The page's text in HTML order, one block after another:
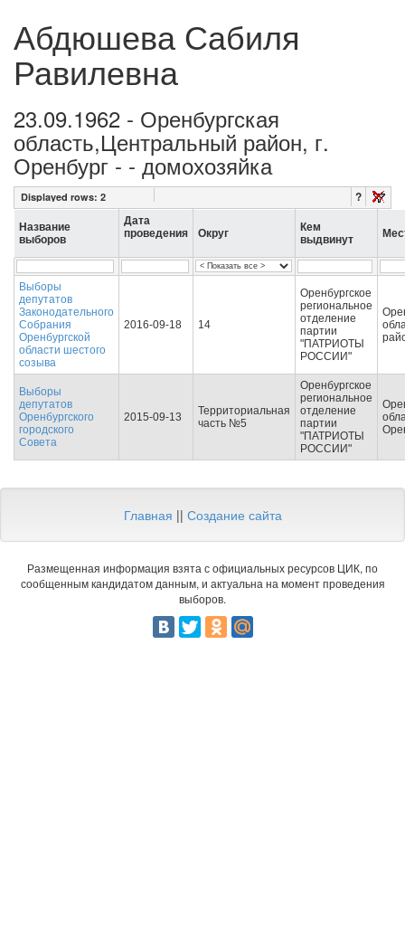
Абдюшева Сабиля
Равилевна
23.09.1962 - Оренбургская
область,Центральный район, г.
Оренбург - - домохозяйка
Displayed rows: 2 ?
Название
выборов
Дата
проведения
Округ
Кем
выдвинут
Выборы
депутатов
Законодательного
Собрания
Оренбургской
области шестого
созыва
2016-09-18 14
Оренбургское
региональное
отделение
партии
"ПАТРИОТЫ
РОССИИ"
Выборы
депутатов
Оренбургского
городского
Совета
2015-09-13
Территориальная
часть №5
Оренбургское
региональное
отделение
партии
"ПАТРИОТЫ
РОССИИ"
Главная || Создание сайта
Размещенная информация взята с официальных ресурсов ЦИК, по
сообщенным кандидатом данным, и актуальна на момент проведения
выборов.